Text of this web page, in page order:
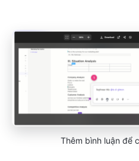
Thêm bình luận để